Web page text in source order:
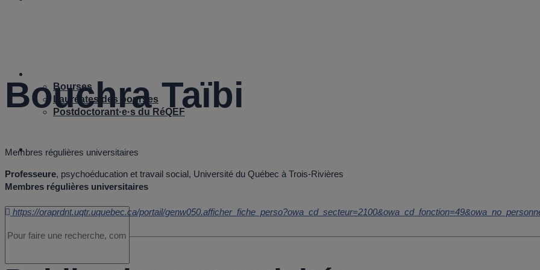
Bourses
Lauréates des bourses
Postdoctorant·e·s du RéQEF
Nous joindre
Bouchra Taïbi
Membres régulières universitaires
Professeure, psychoéducation et travail social, Université du Québec à Trois-Rivières
Membres régulières universitaires
https://oraprdnt.uqtr.uquebec.ca/portail/